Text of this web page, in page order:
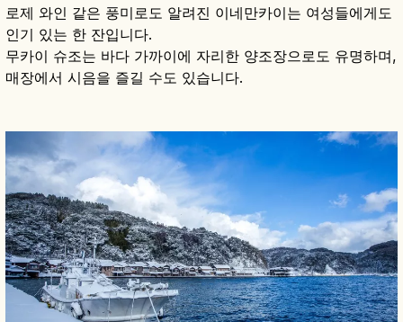
로제 와인 같은 풍미로도 알려진 이네만카이는 여성들에게도
인기 있는 한 잔입니다.
무카이 슈조는 바다 가까이에 자리한 양조장으로도 유명하며,
매장에서 시음을 즐길 수도 있습니다.